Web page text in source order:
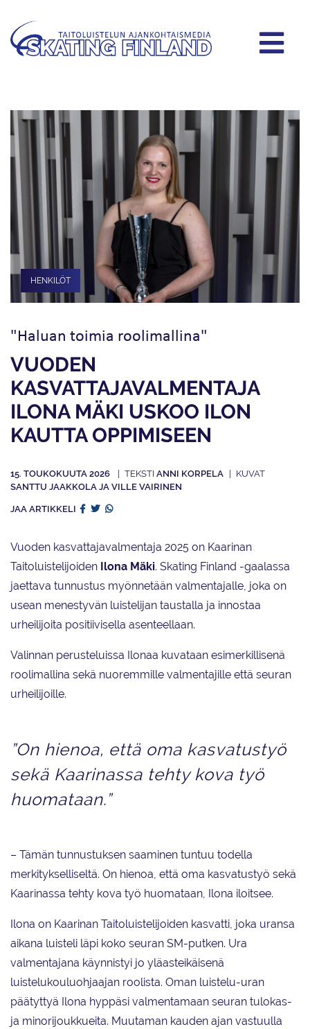
HENKILÖT
"Haluan toimia roolimallina"
VUODEN
KASVATTAJAVALMENTAJA
ILONA MÄKI USKOO ILON
KAUTTA OPPIMISEEN
15. TOUKOKUUTA 2026
ANNI KORPELA
SANTTU JAAKKOLA JA VILLE VAIRINEN
JAA ARTIKKELI
Vuoden kasvattajavalmentaja 2025 on Kaarinan
Taitoluistelijoiden Ilona Mäki. Skating Finland -gaalassa
jaettava tunnustus myönnetään valmentajalle, joka on
usean menestyvän luistelijan taustalla ja innostaa
urheilijoita positiivisella asenteellaan.
Valinnan perusteluissa Ilonaa kuvataan esimerkillisenä
roolimallina sekä nuoremmille valmentajille että seuran
urheilijoille.
”On hienoa, että oma kasvatustyö
sekä Kaarinassa tehty kova työ
huomataan.”
– Tämän tunnustuksen saaminen tuntuu todella
merkitykselliseltä. On hienoa, että oma kasvatustyö sekä
Kaarinassa tehty kova työ huomataan, Ilona iloitsee.
Ilona on Kaarinan Taitoluistelijoiden kasvatti, joka uransa
aikana luisteli läpi koko seuran SM-putken. Ura
valmentajana käynnistyi jo yläasteikäisenä
luistelukouluohjaajan roolista. Oman luistelu-uran
päätyttyä Ilona hyppäsi valmentamaan seuran tulokas-
ja minorijoukkueita. Muutaman kauden ajan vastuulla